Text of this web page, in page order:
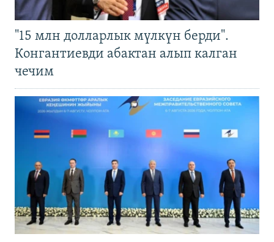
"15 млн долларлык мүлкүн берди".
Конгантиевди абактан алып калган
чечим